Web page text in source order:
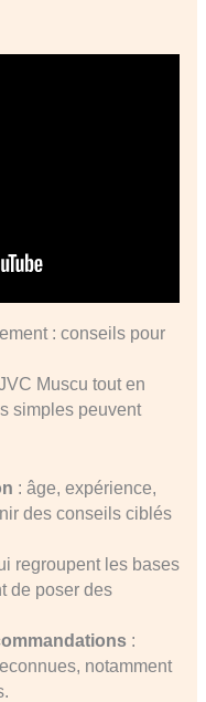
: conseils pour
Muscu tout en
simples peuvent
: âge, expérience,
des conseils ciblés
regroupent les bases
de poser des
:
notamment